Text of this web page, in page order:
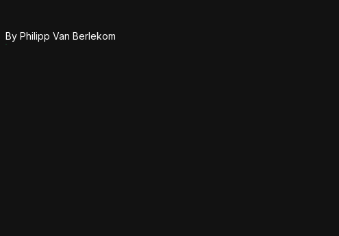
By Philipp Van Berlekom